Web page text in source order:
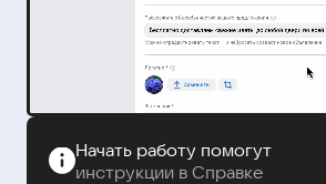
Начать работу помогут
инструкции в Справке